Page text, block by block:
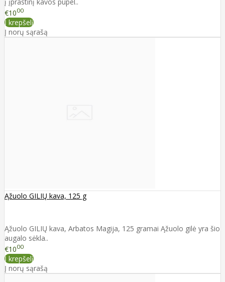
į įprastinį kavos pupel..
€1000
Į krepšelį
Į norų sąrašą
Ąžuolo GILIŲ kava, 125 g
Ąžuolo GILIŲ kava, Arbatos Magija, 125 gramai Ąžuolo gilė yra šio
augalo sėkla..
€1000
Į krepšelį
Į norų sąrašą